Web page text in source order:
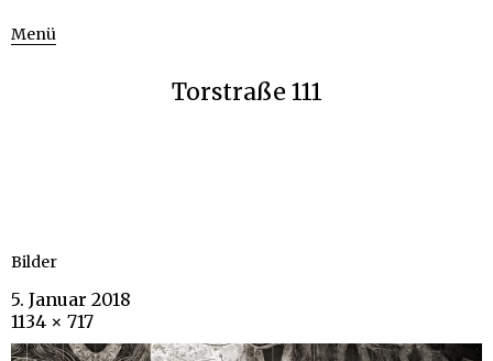
Menü
Torstraße 111
Bilder
5. Januar 2018
1134 × 717